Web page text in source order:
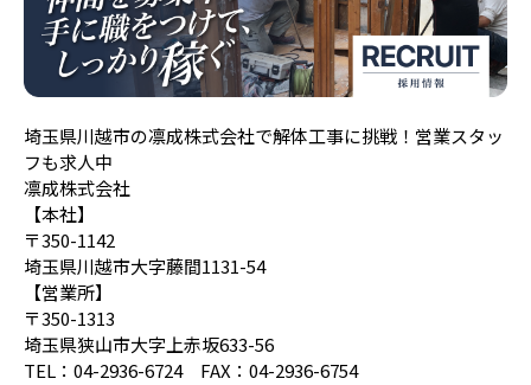
埼玉県川越市の凛成株式会社で解体工事に挑戦！営業スタッ
フも求人中
凛成株式会社
【本社】
〒350-1142
埼玉県川越市大字藤間1131-54
【営業所】
〒350-1313
埼玉県狭山市大字上赤坂633-56
TEL：04-2936-6724 FAX：04-2936-6754